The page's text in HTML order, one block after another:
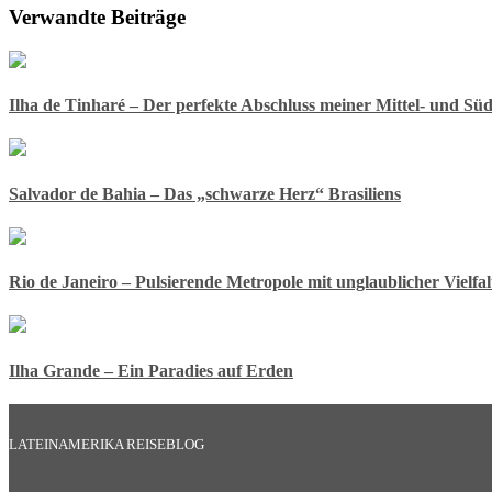
Verwandte Beiträge
Ilha de Tinharé – Der perfekte Abschluss meiner Mittel- und
Salvador de Bahia – Das „schwarze Herz“ Brasiliens
Rio de Janeiro – Pulsierende Metropole mit unglaublicher
Ilha Grande – Ein Paradies auf Erden
LATEINAMERIKA REISEBLOG